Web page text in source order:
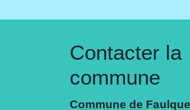
Contacter la
commune
Commune de